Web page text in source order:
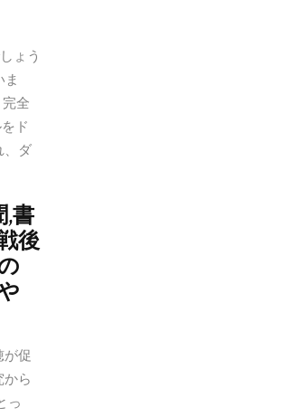
ょう
ま
全
ド
、ダ
,書
後
促
ら
っ